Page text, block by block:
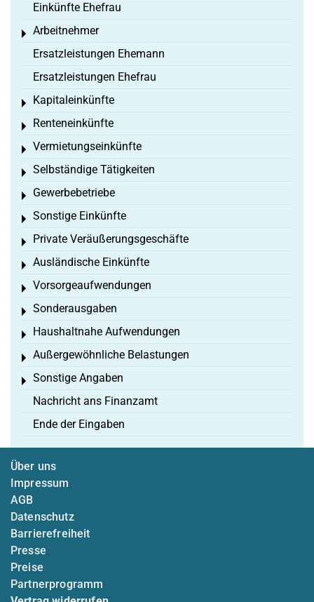
Einkünfte Ehefrau
Arbeitnehmer
Toggle menu
Ersatzleistungen Ehemann
Ersatzleistungen Ehefrau
Kapitaleinkünfte
Toggle menu
Renteneinkünfte
Toggle menu
Vermietungseinkünfte
Toggle menu
Selbständige Tätigkeiten
Toggle menu
Gewerbebetriebe
Toggle menu
Sonstige Einkünfte
Toggle menu
Private Veräußerungsgeschäfte
Toggle menu
Ausländische Einkünfte
Toggle menu
Vorsorgeaufwendungen
Toggle menu
Sonderausgaben
Toggle menu
Haushaltnahe Aufwendungen
Toggle menu
Außergewöhnliche Belastungen
Toggle menu
Sonstige Angaben
Toggle menu
Nachricht ans Finanzamt
Ende der Eingaben
Über uns
Impressum
AGB
Datenschutz
Barrierefreiheit
Presse
Preise
Partnerprogramm